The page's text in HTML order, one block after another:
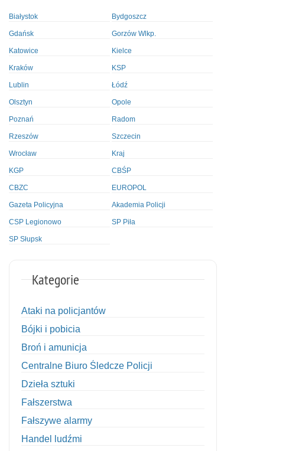
Białystok Bydgoszcz
Gdańsk Gorzów Wlkp.
Katowice Kielce
Kraków KSP
Lublin Łódź
Olsztyn Opole
Poznań Radom
Rzeszów Szczecin
Wrocław Kraj
KGP CBŚP
CBZC EUROPOL
Gazeta Policyjna Akademia Policji
CSP Legionowo SP Piła
SP Słupsk
Kategorie
Ataki na policjantów
Bójki i pobicia
Broń i amunicja
Centralne Biuro Śledcze Policji
Dzieła sztuki
Fałszerstwa
Fałszywe alarmy
Handel ludźmi